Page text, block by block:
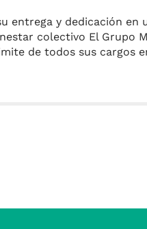
entrega y dedicación
colectivo El Grupo
de todos sus cargos